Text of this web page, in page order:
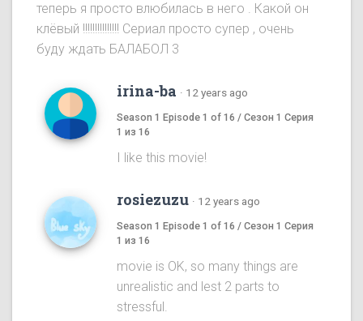
теперь я просто влюбилась в него . Какой он
клёвый !!!!!!!!!!!!!!! Сериал просто супер , очень
буду ждать БАЛАБОЛ 3
irina-ba · 12 years ago
Season 1 Episode 1 of 16 / Сезон 1 Серия
1 из 16
I like this movie!
rosiezuzu · 12 years ago
Season 1 Episode 1 of 16 / Сезон 1 Серия
1 из 16
movie is OK, so many things are
unrealistic and lest 2 parts to
stressful.